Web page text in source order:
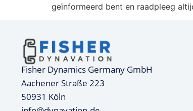
geïnformeerd bent en raadpleeg
Fisher Dynamics Germany GmbH
Aachener Straße 223
50931 Köln